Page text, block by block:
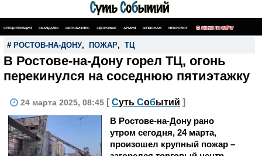
СПЕЦОПЕРАЦИЯ СКАНДАЛЫ ШОУ-БИЗНЕС ЗДОРОВЬЕ АРМИЯ ШПИОНАЖ НЕКРОЛОГ ПОИСК ПО САЙТУ
# РОСТОВ-НА-ДОНУ, ПОЖАР, ТЦ
В Ростове-на-Дону горел ТЦ, огонь
перекинулся на соседнюю пятиэтажку
24 марта 2025, 08:45 [ Суть Событий ]
В Ростове-на-Дону рано
утром сегодня, 24 марта,
произошел крупный пожар –